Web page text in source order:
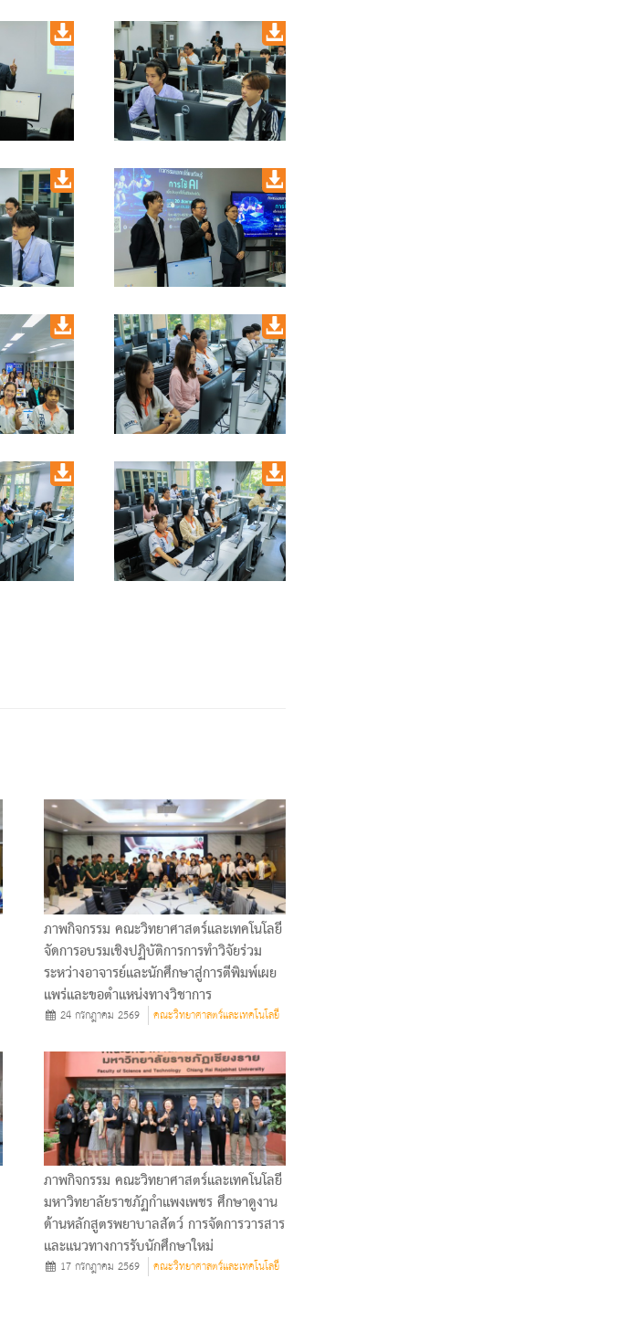
ภาพกิจกรรม คณะวิทยาศาสตร์และเทคโนโลยี
จัดการอบรมเชิงปฏิบัติการการทำวิจัยร่วม
ระหว่างอาจารย์และนักศึกษาสู่การตีพิมพ์เผย
แพร่และขอตำแหน่งทางวิชาการ
24 กรกฎาคม 2569 คณะวิทยาศาสตร์และเทคโนโลยี
ภาพกิจกรรม คณะวิทยาศาสตร์และเทคโนโลยี
มหาวิทยาลัยราชภัฏกําแพงเพชร ศึกษาดูงาน
ด้านหลักสูตรพยาบาลสัตว์ การจัดการวารสาร
และแนวทางการรับนักศึกษาใหม่
17 กรกฎาคม 2569 คณะวิทยาศาสตร์และเทคโนโลยี